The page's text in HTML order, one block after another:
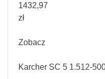
1432,97
zł
Zobacz
Karcher SC 5 1.512-